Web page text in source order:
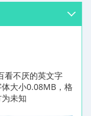
看不厌的英文字
大小0.08MB，格
未知